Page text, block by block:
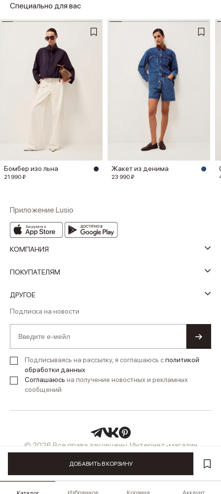
Избранное Корзина Аккаунт
ДОБАВИТЬ В КОРЗИНУ
Специально для вас
Бомбер изо льна
21 990 ₽
Жакет из денима
23 990 ₽
Приложение Lusio
КОМПАНИЯ
ПОКУПАТЕЛЯМ
ДРУГОЕ
Подписка на новости
Подписываясь на рассылку, я соглашаюсь сполитикой
обработки данных
Соглашаюсь на получение новостных и рекламных
сообщений
© 2026 Все права защищены. Интернет-магазин
женской одежды LUSIO